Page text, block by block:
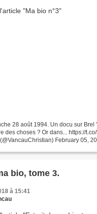
28 août 1994. Un docu sur Brel
des choses ? Or dans... https://
February 05,
bio, tome 3.
à 15:41